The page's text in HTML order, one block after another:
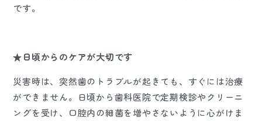
です。
★日頃からのケアが大切です
災害時は、突然歯のトラブルが起きても、すぐには治療
ができません。日頃から歯科医院で定期検診やクリーニ
ングを受け、口腔内の細菌を増やさないように心がけま